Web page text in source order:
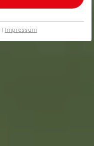
| Impressum